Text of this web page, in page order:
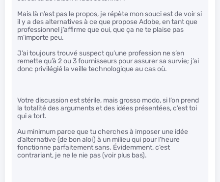
Mais là n’est pas le propos, je répète mon souci est de voir si
il y a des alternatives à ce que propose Adobe, en tant que
professionnel j’affirme que oui, que ça ne te plaise pas
m’importe peu.
J’ai toujours trouvé suspect qu’une profession ne s’en
remette qu’à 2 ou 3 fournisseurs pour assurer sa survie; j’ai
donc privilégié la veille technologique au cas où.
Votre discussion est stérile, mais grosso modo, si l’on prend
la totalité des arguments et des idées présentées, c’est toi
qui a tort.
Au minimum parce que tu cherches à imposer une idée
d’alternative (de bon aloi) à un milieu qui pour l’heure
fonctionne parfaitement sans. Évidemment, c’est
contrariant, je ne le nie pas (voir plus bas).